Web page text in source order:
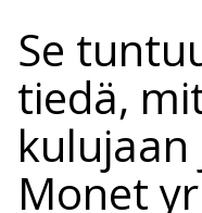
Se
tiedä,
Monet